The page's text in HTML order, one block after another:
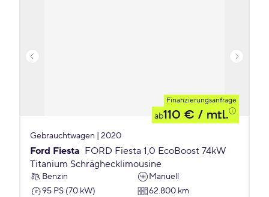
Finanzierungsanfrage
ab110 € / mtl.
Gebrauchtwagen | 2020
Ford Fiesta FORD Fiesta 1,0 EcoBoost 74kW
Titanium Schräghecklimousine
Benzin
Manuell
95 PS (70 kW)
62.800 km